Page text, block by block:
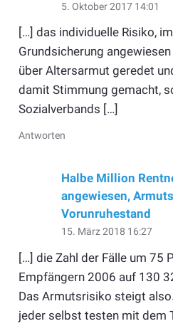
5. Oktober 2017 14:01
[…] das individuelle Risiko,
Grundsicherung
über Altersarmut geredet
damit Stimmung gemacht,
Sozialverbands […]
Antworten
Halbe Million
angewiesen,
Vorunruhestand
15. März 2018 16:27
[…] die Zahl der Fälle um 75
Empfängern 2006 auf 130
Das Armutsrisiko steigt
jeder selbst testen mit dem